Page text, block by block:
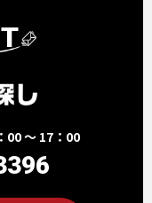
00 ～ 17：00